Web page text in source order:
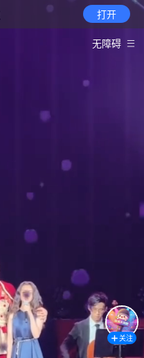
打开
无障碍
关注